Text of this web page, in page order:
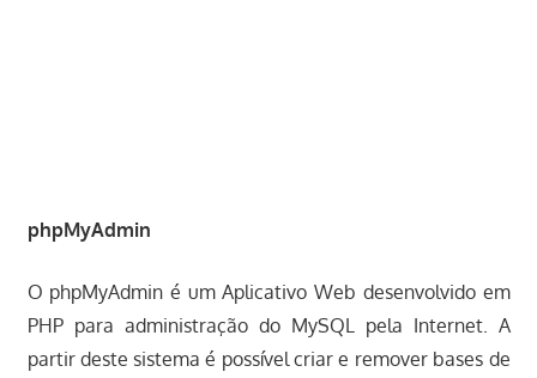
phpMyAdmin
O phpMyAdmin é um Aplicativo Web desenvolvido em
PHP para administração do MySQL pela Internet. A
partir deste sistema é possível criar e remover bases de